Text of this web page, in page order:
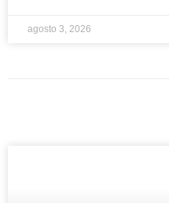
agosto 3, 2026